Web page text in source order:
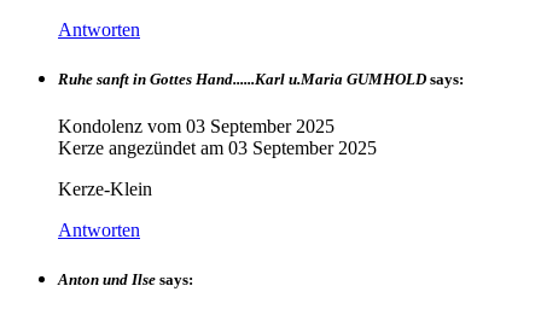
Antworten
Ruhe sanft in Gottes Hand......Karl u.Maria GUMHOLD says:
Kondolenz vom 03 September 2025
Kerze angezündet am 03 September 2025
Kerze-Klein
Antworten
Anton und Ilse says: